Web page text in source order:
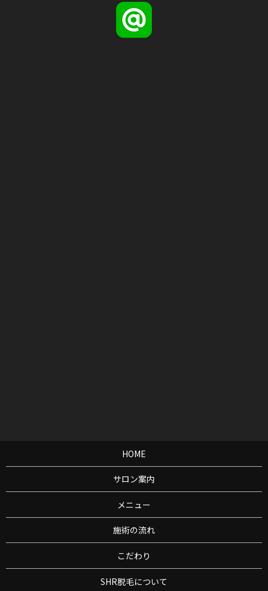
HOME
サロン案内
メニュー
施術の流れ
こだわり
SHR脱毛について